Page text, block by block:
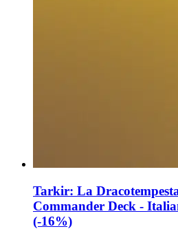
Tarkir: La
Commander Deck -
(-16%)